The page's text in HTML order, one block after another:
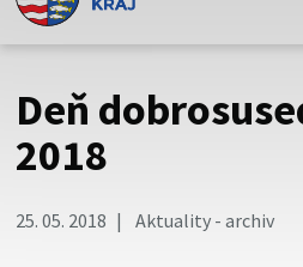
Toto je oficiálna webová stránka
Táto stránka je zabezpečená
cez zabezpečenú webovú
vždy začína https:// pred názvom
Deň
2018
25. 05. 2018 Aktuality - archiv